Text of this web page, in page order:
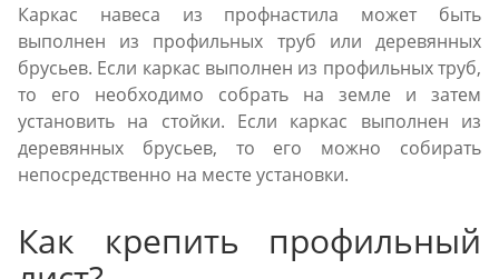
Каркас навеса из профнастила может быть
выполнен из профильных труб или деревянных
брусьев. Если каркас выполнен из профильных труб,
то его необходимо собрать на земле и затем
установить на стойки. Если каркас выполнен из
деревянных брусьев, то его можно собирать
непосредственно на месте установки.
Как крепить профильный